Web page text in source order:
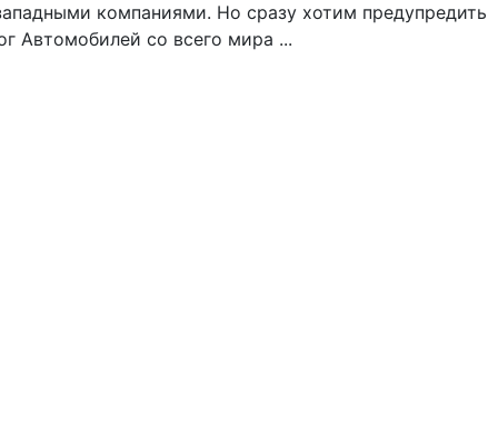
компаниями. Но сразу хотим предупредить
Автомобилей со всего мира ...